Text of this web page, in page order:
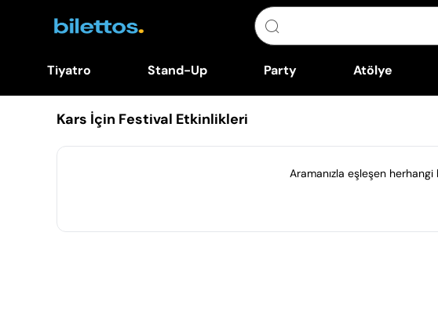
Tiyatro Stand-Up Party Atölye
Kars İçin Festival Etkinlikleri
Aramanızla eşleşen